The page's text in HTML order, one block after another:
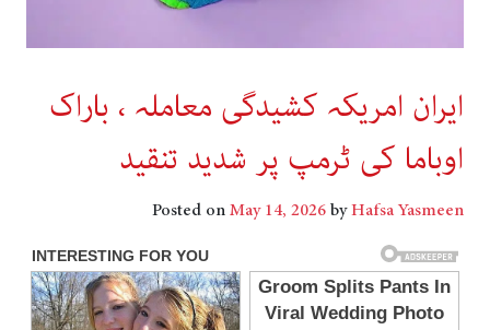
ایران امریکہ کشیدگی معاملہ ، باراک
اوباما کی ٹرمپ پر شدید تنقید
Posted onMay 14, 2026byHafsa Yasmeen